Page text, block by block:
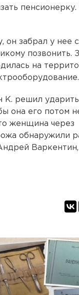
он забрал у нее
позвонить.
на
К. решил
она его потом
женщина через
обнаружили
Варкентин,